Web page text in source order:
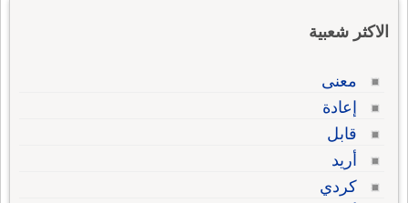
الاكثر شعبية
معنى
إعادة
قابل
أريد
كردي